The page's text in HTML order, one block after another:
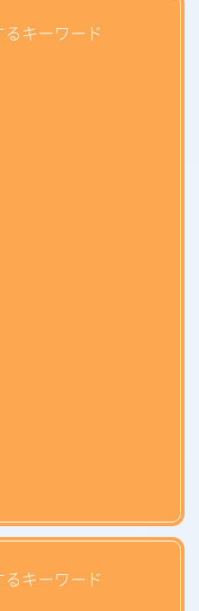
キーワード
キーワード